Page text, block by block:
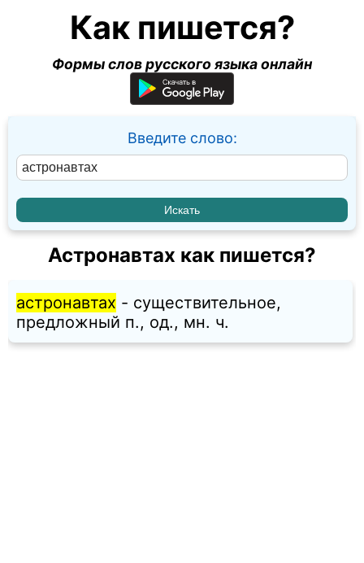
Как пишется?
Формы слов русского языка онлайн
Введите слово:
Астронавтах как пишется?
астронавтах - существительное,
предложный п., од., мн. ч.